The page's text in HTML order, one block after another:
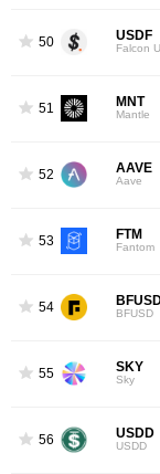
50 USDF
Falcon
51 MNT
Mantle
52 AAVE
Aave
53 FTM
Fantom
54 BFUSD
55 SKY
Sky
56 USDD
USDD